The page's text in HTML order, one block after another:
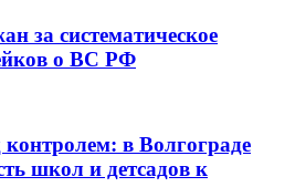
за систематическое
о ВС РФ
в Волгограде
школ и детсадов к